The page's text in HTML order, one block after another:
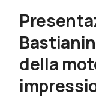
della